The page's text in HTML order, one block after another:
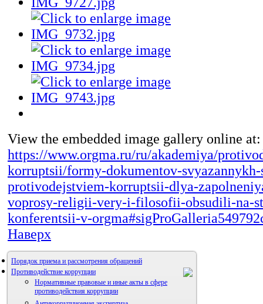
View the embedded image gallery online at:
https://www.orgma.ru/ru/akademiya/
korruptsii/formy-dokumentov-svyazannykh-
protivodejstviem-korruptsii-dlya-
voprosy-religii-very-i-filosofii-obsudili-na-
konferentsii-v-
Наверх
Порядок приема и рассмотрения обращений
Противодействие коррупции
Нормативные правовые и иные акты в сфере
противодействия коррупции